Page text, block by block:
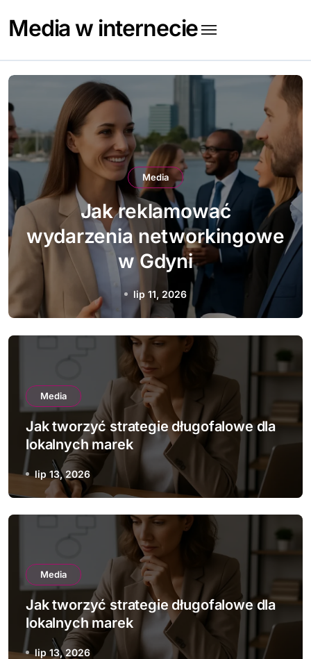
content
Media w internecie
Media
Jak prowadzić działania
employer brandingowe w
Gdańsku
lip 9, 2026
Media
Jak tworzyć strategie długofalowe dla
lokalnych marek
lip 13, 2026
Media
Jak tworzyć strategie długofalowe dla
lokalnych marek
lip 13, 2026